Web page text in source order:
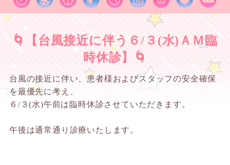
小児歯科
アクセス
🌀【台風接近に伴う６/３(水)ＡＭ臨
時休診】🌀
台風の接近に伴い、患者様およびスタッフの安全確保
を最優先に考え、
６/３(水)午前は臨時休診させていただきます。
午後は通常通り診療いたします。